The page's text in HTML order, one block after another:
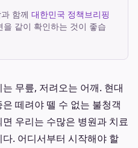
함께 대한민국 정책브리핑
같이 확인하는 것이 좋습
무릎, 저려오는 어깨. 현대
떼려야 뗄 수 없는 불청객
우리는 수많은 병원과 치료
. 어디서부터 시작해야 할